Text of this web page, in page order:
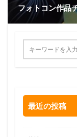
フォトコン作品
最近の投稿